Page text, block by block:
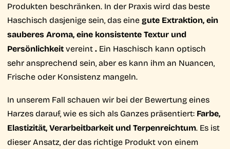
Produkten beschränken. In der Praxis wird das beste
Haschisch dasjenige sein, das einegute Extraktion, ein
sauberes Aroma, eine konsistente Textur und
Persönlichkeitvereint. Ein Haschisch kann optisch
sehr ansprechend sein, aber es kann ihm an Nuancen,
Frische oder Konsistenz mangeln.
In unserem Fall schauen wir bei der Bewertung eines
Harzes darauf, wie es sich als Ganzes präsentiert: Farbe,
Elastizität, Verarbeitbarkeit und Terpenreichtum. Es ist
dieser Ansatz, der das richtige Produkt von einem